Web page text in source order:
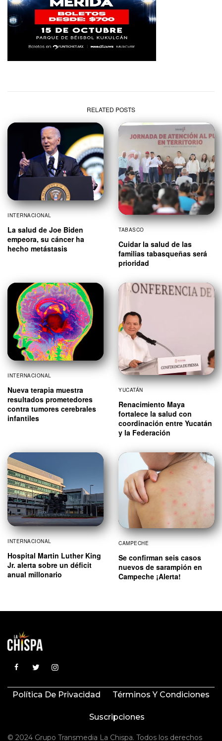
RELATED POSTS
INTERNACIONAL
La salud de Joe Biden
empeora, su cáncer ha
hecho metástasis
TABASCO
Cuidar la salud de las
familias tabasqueñas será
prioridad
INTERNACIONAL
Nueva terapia muestra
resultados prometedores
contra tumores cerebrales
infantiles
YUCATÁN
Renacimiento Maya
fortalece la salud con
coordinación entre Yucatán
y la Federación
INTERNACIONAL
Hospital Martin Luther King
Jr. alerta sobre un déficit
anual millonario
CAMPECHE
Se confirman seis casos
nuevos de sarampión en
Campeche ¡Alerta!
Política De Privacidad Términos Y Condiciones
Suscripciones
© 2024 Grupo Transmedia La Chispa. Todos los derechos